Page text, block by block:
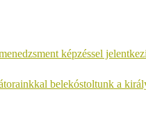
képzéssel
belekóstoltunk a